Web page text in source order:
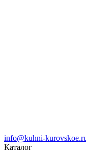
info@kuhni-
Каталог